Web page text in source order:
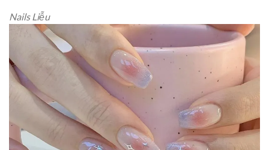
Nails Liễu